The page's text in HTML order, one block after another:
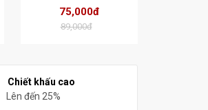
75,000đ
89,000đ
Chiết khấu cao
Lên đến 25%